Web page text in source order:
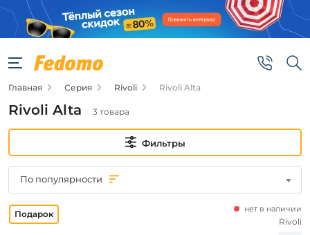
Фильтры
Цена
от
Бренд
Главная Серия Rivoli Rivoli Alta
Rivoli Alta 3 товара
Фильтры
По популярности
нет в наличии
Rivoli